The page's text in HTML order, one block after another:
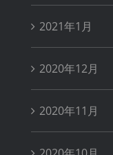
2021年1月
2020年12月
2020年11月